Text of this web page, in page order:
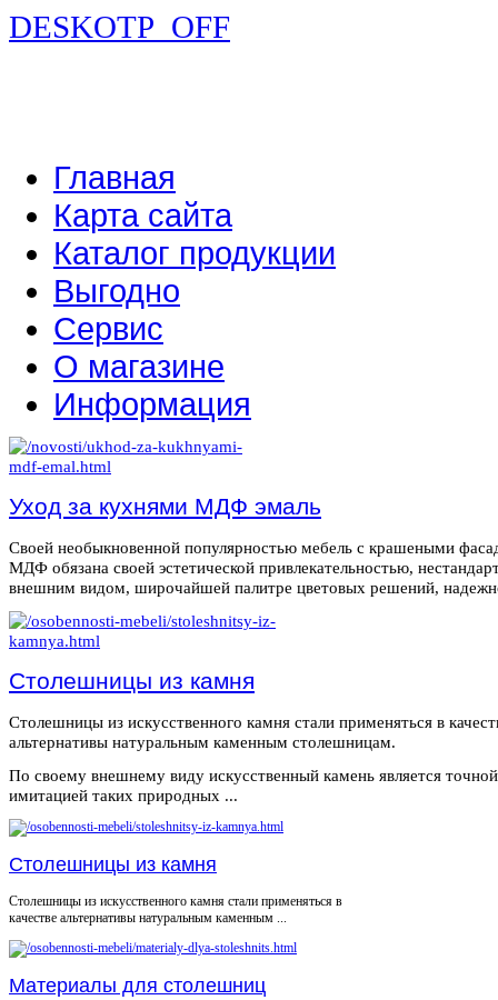
DESKOTP_OFF
Главная
Карта сайта
Каталог продукции
Выгодно
Сервис
О магазине
Информация
Уход за кухнями МДФ эмаль
Своей необыкновенной популярностью мебель с крашеными
МДФ обязана своей эстетической привлекательностью,
внешним видом, широчайшей палитре цветовых решений,
Столешницы из камня
Столешницы из искусственного камня стали применяться в
альтернативы натуральным каменным столешницам.
По своему внешнему виду искусственный камень является точной
имитацией таких природных ...
Столешницы из камня
Столешницы из искусственного камня стали применяться в
качестве альтернативы натуральным каменным ...
Материалы для столешниц